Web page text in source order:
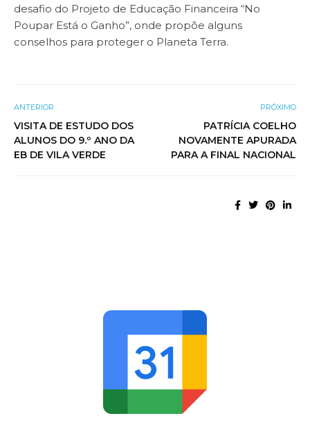
desafio do Projeto de Educação Financeira “No
Poupar Está o Ganho”, onde propõe alguns
conselhos para proteger o Planeta Terra.
ANTERIOR
VISITA DE ESTUDO DOS
ALUNOS DO 9.º ANO DA
EB DE VILA VERDE
PRÓXIMO
PATRÍCIA COELHO
NOVAMENTE APURADA
PARA A FINAL NACIONAL